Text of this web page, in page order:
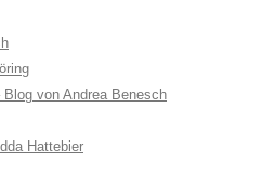
von Andrea Benesch
Hattebier